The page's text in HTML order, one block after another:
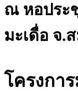
ณ หอประ
มะเดื่อ จ.
โครงกา